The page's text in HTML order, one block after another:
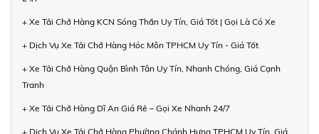
+ Xe Tải Chở Hàng KCN Sóng Thần Uy Tín, Giá Tốt | Gọi Là Có Xe
+ Dịch Vụ Xe Tải Chở Hàng Hóc Môn TPHCM Uy Tín - Giá Tốt
+ Xe Tải Chở Hàng Quận Bình Tân Uy Tín, Nhanh Chóng, Giá Cạnh
Tranh
+ Xe Tải Chở Hàng Dĩ An Giá Rẻ – Gọi Xe Nhanh 24/7
+ Dịch Vụ Xe Tải Chở Hàng Phường Chánh Hưng TPHCM Uy Tín, Giá